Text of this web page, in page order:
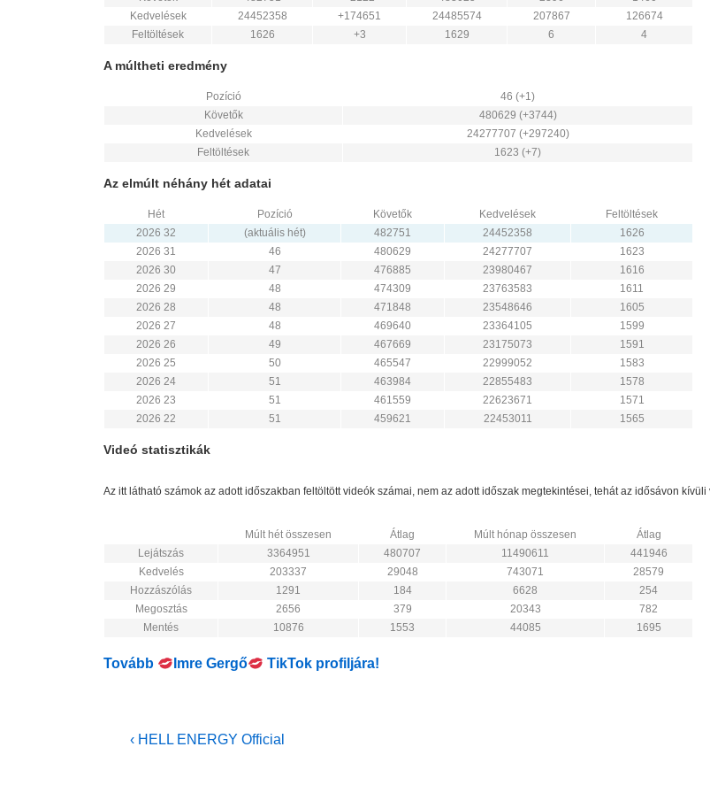
Kedvelések
24452358 +174651 24485574 207867
126674
Feltöltések
1626 +3 1629 6 4
A múltheti eredmény
Pozíció
46 (+1)
Követők
480629 (+3744)
Kedvelések
24277707 (+297240)
Feltöltések
1623 (+7)
Az elmúlt néhány hét adatai
Hét Pozíció Követők Kedvelések
Feltöltések
2026 32
(aktuális hét) 482751 24452358
1626
2026 31
46 480629 24277707
1623
2026 30
47 476885 23980467
1616
2026 29
48 474309 23763583
1611
2026 28
48 471848 23548646
1605
2026 27
48 469640 23364105
1599
2026 26
49 467669 23175073
1591
2026 25
50 465547 22999052
1583
2026 24
51 463984 22855483
1578
2026 23
51 461559 22623671
1571
2026 22
51 459621 22453011 1565
Videó statisztikák
Az itt látható számok az adott időszakban feltöltött videók számai, nem az adott időszak megtekintései, tehát az idősávon
Múlt hét összesen Átlag Múlt hónap összesen
Átlag
Lejátszás
3364951 480707 11490611
441946
Kedvelés
203337 29048 743071
28579
Hozzászólás
1291 184 6628
254
Megosztás
2656 379 20343
782
Mentés
10876 1553 44085 1695
Tovább Imre Gergő TikTok profiljára!
Bejegyzés
Previous
‹ HELL ENERGY Official